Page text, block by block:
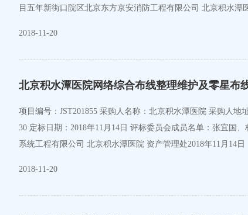
目五年新街口院区北京东
2018-11-20
北京积水潭医院网络综合布线整理维护及零星布
项目编号：JST201855 采购人名称：北京积水潭医院 采购人地址：北京市西城区新街口东街31号 采购人联系方式：010-58516897 简要技术要求/招标项目的性质：招标文件 招标时间：2018年11月14日下午14：
30 定标日期：2018年11月14日 评标委员会成员名单：张宜国
系统工程有限公司 北京积水潭医院 资产管理处2018年11月14日
2018-11-20